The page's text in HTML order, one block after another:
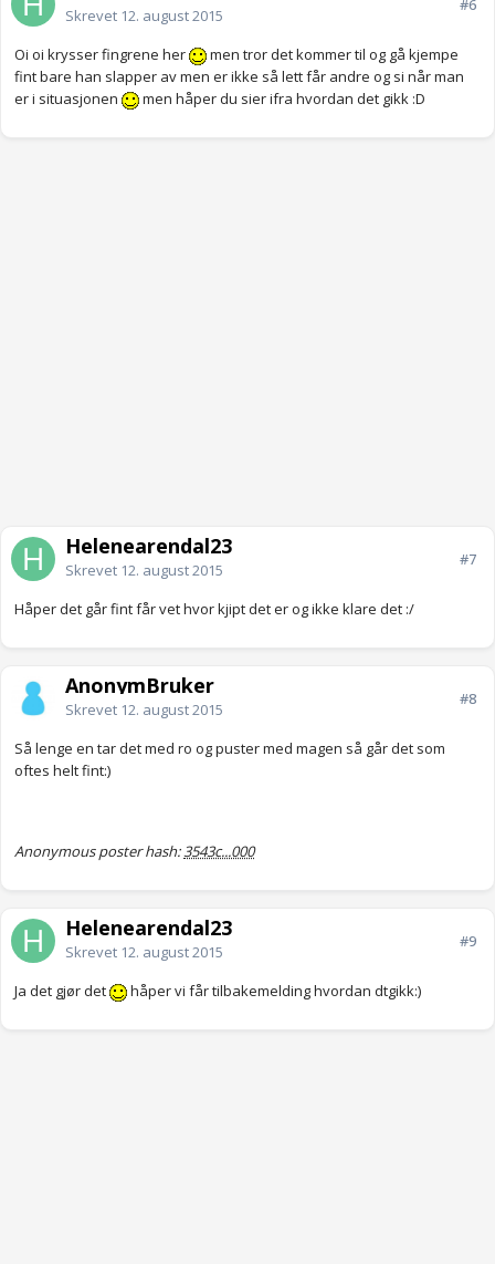
Skrevet 12. august 2015
#6
Oi oi krysser fingrene her
men tror det kommer til og gå kjempe
fint bare han slapper av men er ikke så lett får andre og si når man
er i situasjonen
men håper du sier ifra hvordan det gikk :D
Helenearendal23
Skrevet 12. august 2015
#7
Håper det går fint får vet hvor kjipt det er og ikke klare det :/
AnonymBruker
Skrevet 12. august 2015
#8
Så lenge en tar det med ro og puster med magen så går det som
oftes helt fint:)
Anonymous poster hash:3543c...000
Helenearendal23
Skrevet 12. august 2015
#9
Ja det gjør det håper vi får tilbakemelding hvordan dtgikk:)